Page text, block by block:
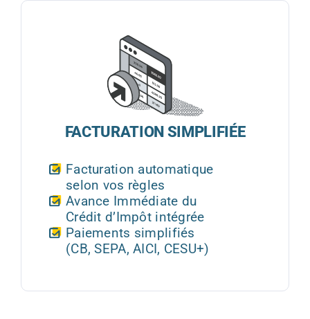
FACTURATION SIMPLIFIÉE
Facturation automatique
selon vos règles
Avance Immédiate du
Crédit d’Impôt intégrée
Paiements simplifiés
(CB, SEPA, AICI, CESU+)